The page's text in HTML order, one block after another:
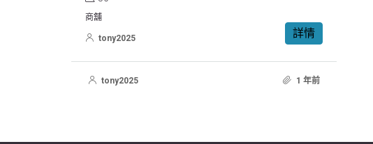
商舖
詳情
tony2025
tony2025 1 年前